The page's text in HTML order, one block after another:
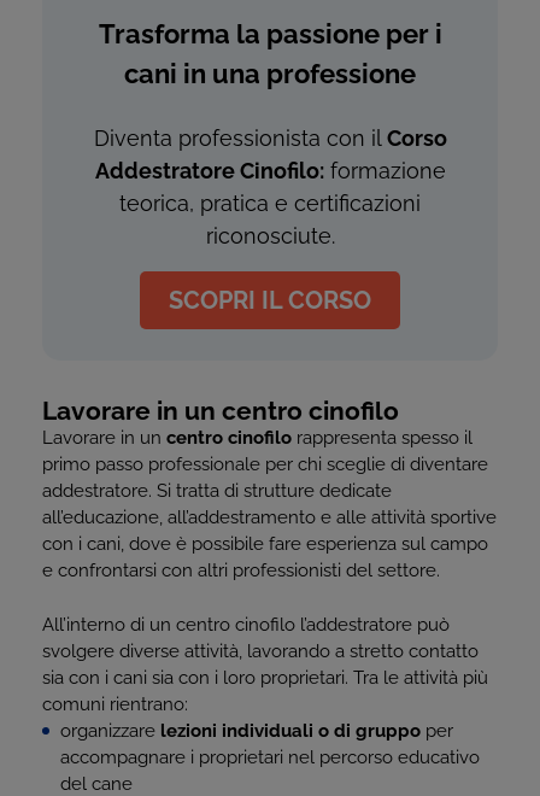
Trasforma la passione per i
cani in una professione
Diventa professionista con il Corso
Addestratore Cinofilo:formazione
teorica, pratica e certificazioni
riconosciute.
SCOPRI IL CORSO
Lavorare in un centro cinofilo
Lavorare in un centro cinofilo rappresenta spesso il
primo passo professionale per chi sceglie di diventare
addestratore. Si tratta di strutture dedicate
all’educazione, all’addestramento e alle attività sportive
con i cani, dove è possibile fare esperienza sul campo
e confrontarsi con altri professionisti del settore.
All’interno di un centro cinofilo l’addestratore può
svolgere diverse attività, lavorando a stretto contatto
sia con i cani sia con i loro proprietari. Tra le attività più
comuni rientrano:
organizzare lezioni individuali o di gruppo per
accompagnare i proprietari nel percorso educativo
del cane